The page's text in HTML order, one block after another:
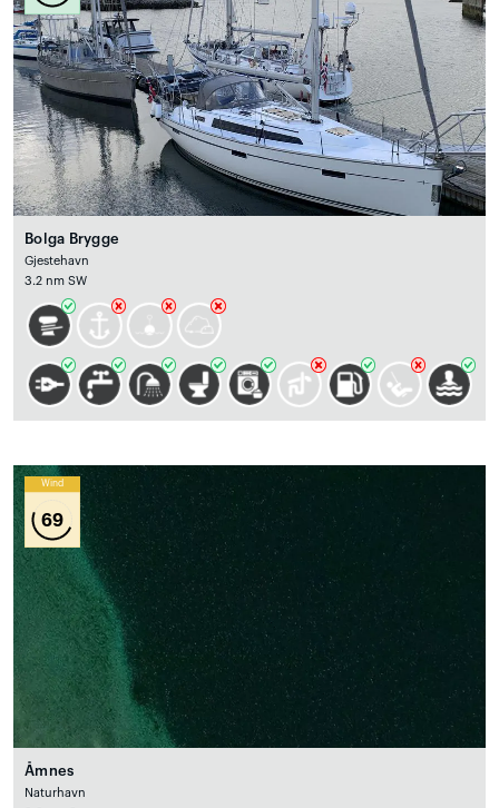
Bolga Brygge
Gjestehavn
3.2 nm SW
Wind
69
Åmnes
Naturhavn